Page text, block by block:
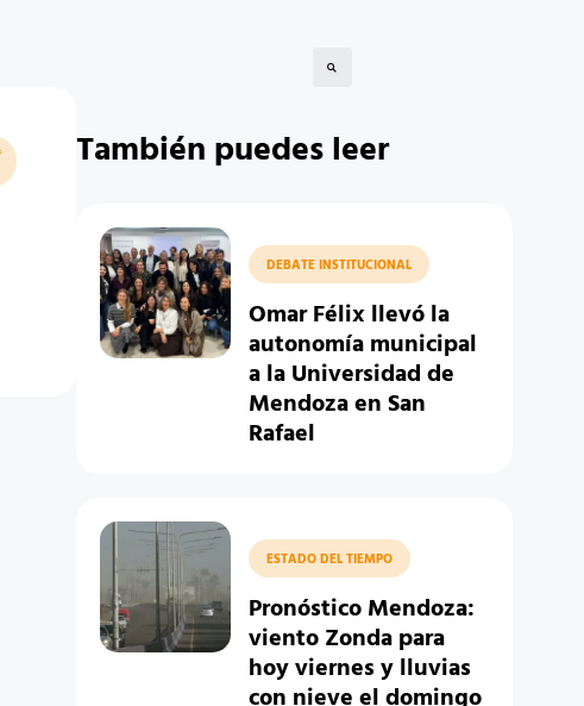
También puedes leer
DEBATE INSTITUCIONAL
Omar Félix llevó la
autonomía municipal
a la Universidad de
Mendoza en San
Rafael
ESTADO DEL TIEMPO
Pronóstico Mendoza:
viento Zonda para
hoy viernes y lluvias